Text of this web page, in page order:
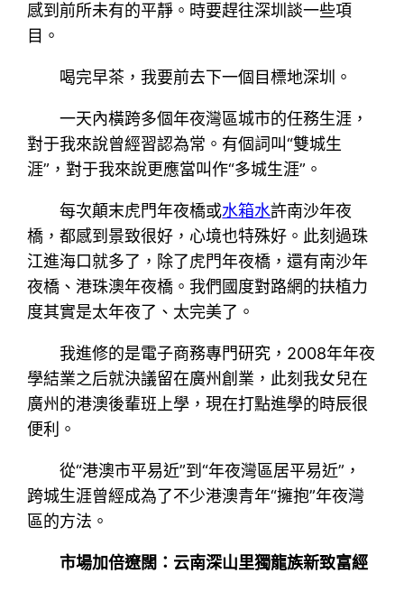
感到前所未有的平靜。時要趕往深圳談一些項
目。
喝完早茶，我要前去下一個目標地深圳。
一天內橫跨多個年夜灣區城市的任務生涯，
對于我來說曾經習認為常。有個詞叫“雙城生
涯”，對于我來說更應當叫作“多城生涯”。
每次顛末虎門年夜橋或水箱水許南沙年夜
橋，都感到景致很好，心境也特殊好。此刻過珠
江進海口就多了，除了虎門年夜橋，還有南沙年
夜橋、港珠澳年夜橋。我們國度對路網的扶植力
度其實是太年夜了、太完美了。
我進修的是電子商務專門研究，2008年年夜
學結業之后就決議留在廣州創業，此刻我女兒在
廣州的港澳後輩班上學，現在打點進學的時辰很
便利。
從“港澳市平易近”到“年夜灣區居平易近”，
跨城生涯曾經成為了不少港澳青年“擁抱”年夜灣
區的方法。
市場加倍遼闊：云南深山里獨龍族新致富經